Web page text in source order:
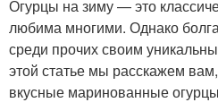
Огурцы на зиму — это
любима многими. Однако
среди прочих своим
этой статье мы расскажем
вкусные маринованные